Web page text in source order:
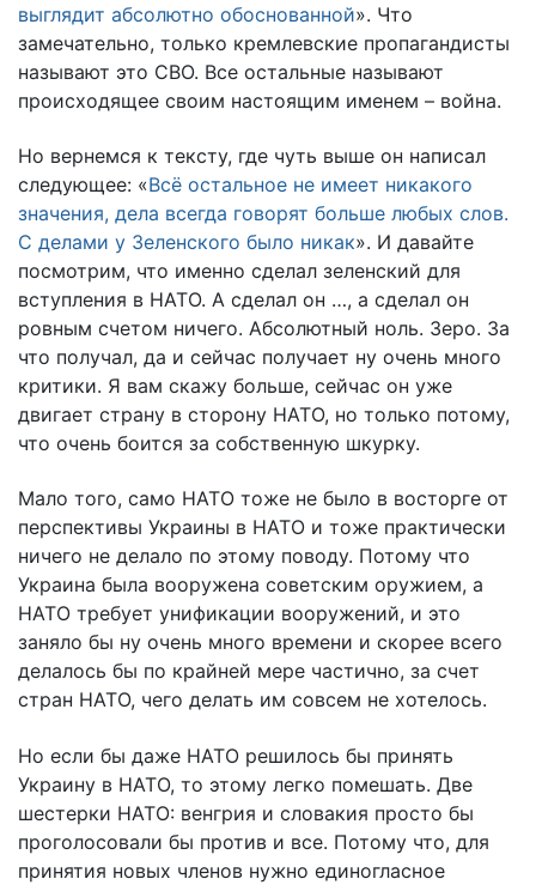
выглядит абсолютно обоснованной». Что
замечательно, только кремлевские пропагандисты
называют это СВО. Все остальные называют
происходящее своим настоящим именем – война.
Но вернемся к тексту, где чуть выше он написал
следующее: «Всё остальное не имеет никакого
значения, дела всегда говорят больше любых слов.
С делами у Зеленского было никак». И давайте
посмотрим, что именно сделал зеленский для
вступления в НАТО. А сделал он …, а сделал он
ровным счетом ничего. Абсолютный ноль. Зеро. За
что получал, да и сейчас получает ну очень много
критики. Я вам скажу больше, сейчас он уже
двигает страну в сторону НАТО, но только потому,
что очень боится за собственную шкурку.
Мало того, само НАТО тоже не было в восторге от
перспективы Украины в НАТО и тоже практически
ничего не делало по этому поводу. Потому что
Украина была вооружена советским оружием, а
НАТО требует унификации вооружений, и это
заняло бы ну очень много времени и скорее всего
делалось бы по крайней мере частично, за счет
стран НАТО, чего делать им совсем не хотелось.
Но если бы даже НАТО решилось бы принять
Украину в НАТО, то этому легко помешать. Две
шестерки НАТО: венгрия и словакия просто бы
проголосовали бы против и все. Потому что, для
принятия новых членов нужно единогласное